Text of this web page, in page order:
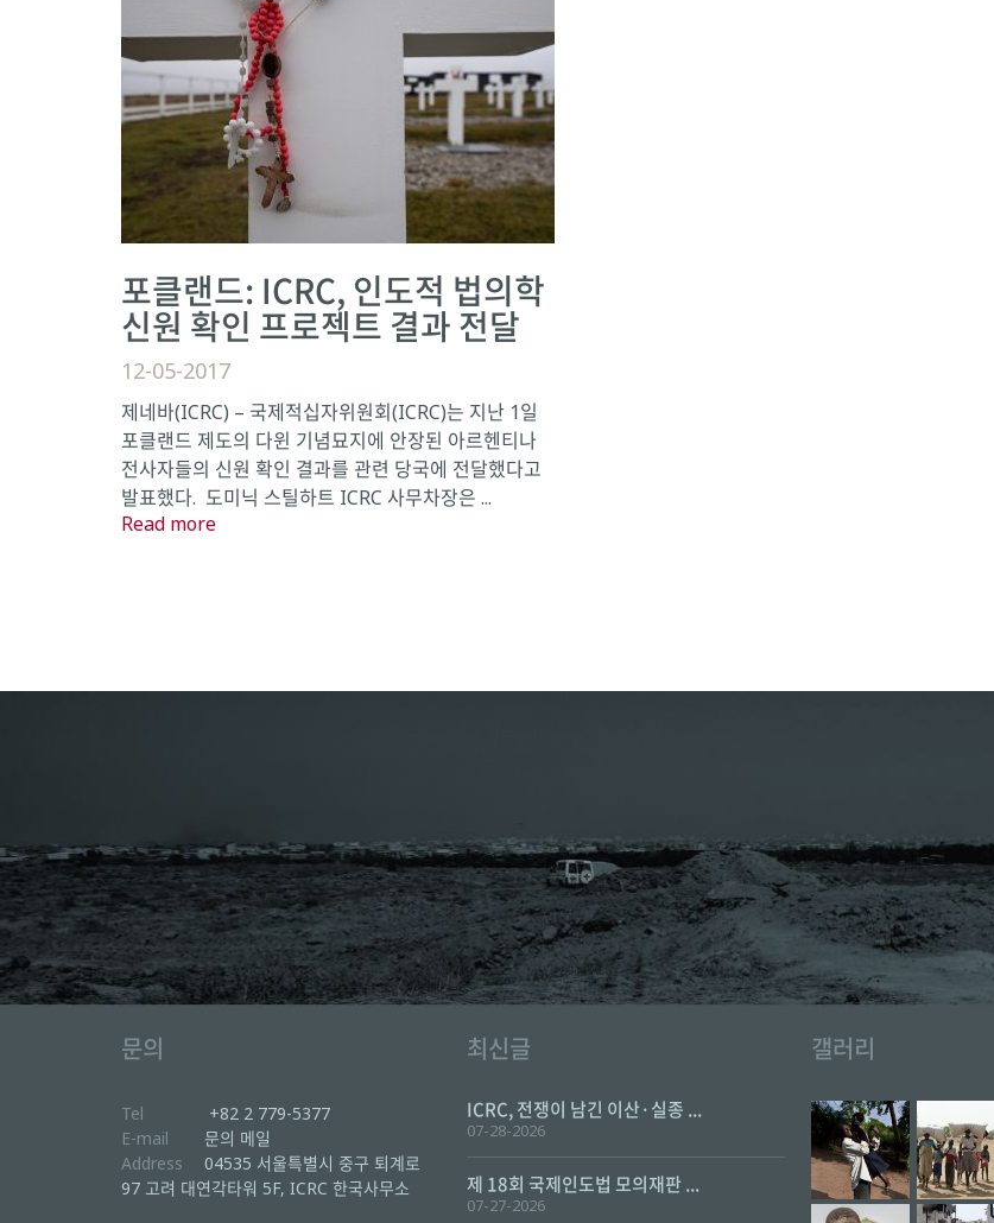
포클랜드: ICRC, 인도적 법의학
신원 확인 프로젝트 결과 전달
12-05-2017
제네바(ICRC) – 국제적십자위원회(ICRC)는 지난 1일
포클랜드 제도의 다윈 기념묘지에 안장된 아르헨티나
전사자들의 신원 확인 결과를 관련 당국에 전달했다고
발표했다. 도미닉 스틸하트 ICRC 사무차장은 ...
Read more
문의
Tel
+82 2 779-5377
E-mail
문의 메일
Address
04535 서울특별시 중구 퇴계로
97 고려 대연각타워 5F, ICRC 한국사무소
최신글
ICRC, 전쟁이 남긴 이산·실종 ...
07-28-2026
제 18회 국제인도법 모의재판 ...
07-27-2026
갤러리